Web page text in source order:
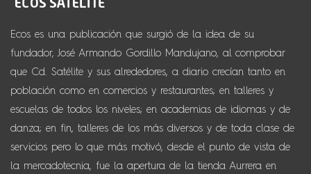
Ecos es una publicación que surgió de la idea de su
fundador, José Armando Gordillo Mandujano, al comprobar
que Cd. Satélite y sus alrededores, a diario crecían tanto en
población como en comercios y restaurantes; en talleres y
escuelas de todos los niveles; en academias de idiomas y de
danza; en fin, talleres de los más diversos y de toda clase de
servicios pero lo que más motivó, desde el punto de vista de
la mercadotecnia, fue la apertura de la tienda Aurrera en